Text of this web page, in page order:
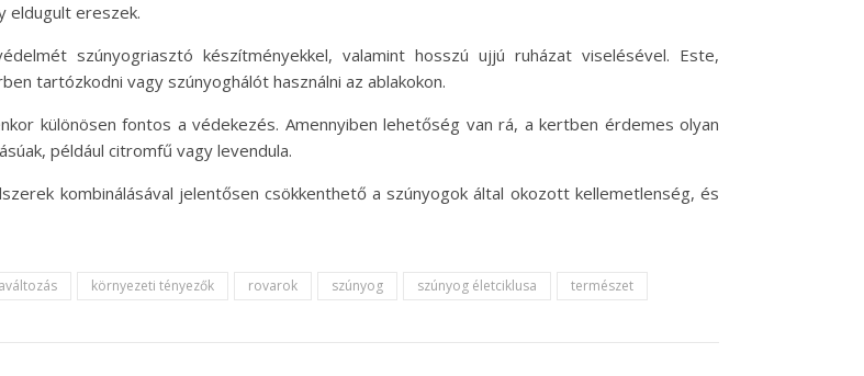
eldugult ereszek.
szúnyogriasztó készítményekkel, valamint hosszú ujjú ruházat viselésével. Este,
tartózkodni vagy szúnyoghálót használni az ablakokon.
különösen fontos a védekezés. Amennyiben lehetőség van rá, a kertben érdemes olyan
például citromfű vagy levendula.
kombinálásával jelentősen csökkenthető a szúnyogok által okozott kellemetlenség, és
környezeti tényezők rovarok szúnyog szúnyog életciklusa természet